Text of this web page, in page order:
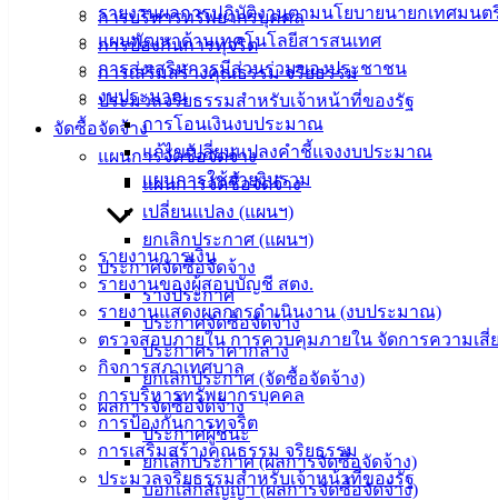
การบริหารทรัพยากรบุคคล
การป้องกันการทุจริต
การเสริมสร้างคุณธรรม จริยธรรม
ประมวลจริยธรรมสำหรับเจ้าหน้าที่ของรัฐ
จัดซื้อจัดจ้าง
แผนการจัดซื้อจัดจ้าง
แผนการจัดซื้อจัดจ้าง
เปลี่ยนแปลง (แผนฯ)
ยกเลิกประกาศ (แผนฯ)
ประกาศจัดซื้อจัดจ้าง
ร่างประกาศ
ประกาศจัดซื้อจัดจ้าง
ประกาศราคากลาง
ยกเลิกประกาศ (จัดซื้อจัดจ้าง)
ผลการจัดซื้อจัดจ้าง
ประกาศผู้ชนะ
ยกเลิกประกาศ (ผลการจัดซื้อจัดจ้าง)
บอกเลิกสัญญา (ผลการจัดซื้อจัดจ้าง)
รายงานผลการปฏิบัติงานตามนโยบายนายกเทศมนต
แผนพัฒนาด้านเทคโนโลยีสารสนเทศ
การส่งเสริมการมีส่วนร่วมของประชาชน
งบประมาณ
การโอนเงินงบประมาณ
แก้ไขเปลี่ยนแปลงคำชี้แจงงบประมาณ
แผนการใช้จ่ายงินรวม
รายงานการเงิน
รายงานของผู้สอบบัญชี สตง.
รายงานแสดงผลการดำเนินงาน (งบประมาณ)
ตรวจสอบภายใน การควบคุมภายใน จัดการความเสี่
กิจการสภาเทศบาล
การบริหารทรัพยากรบุคคล
การป้องกันการทุจริต
การเสริมสร้างคุณธรรม จริยธรรม
ประมวลจริยธรรมสำหรับเจ้าหน้าที่ของรัฐ
เทศบาล
เมืองอ่าง